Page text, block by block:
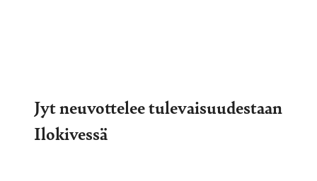
Jyt neuvottelee tulevaisuudestaan
Ilokivessä